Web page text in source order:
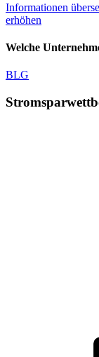
Informationen
erhöhen
Welche
BLG